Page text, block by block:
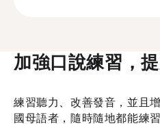
加強口說練習，
練習聽力、改善發音，並且
國母語者，隨時隨地都能練